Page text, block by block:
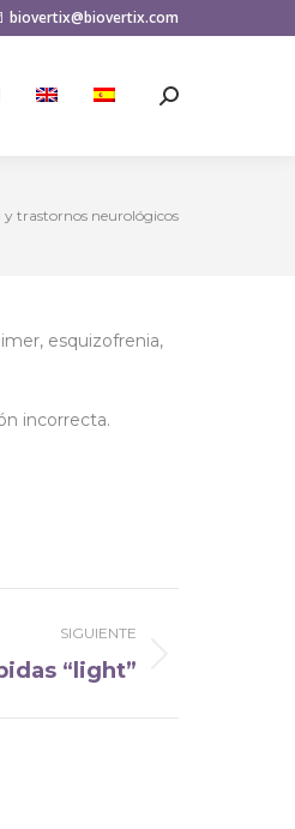
biovertix@biovertix.com
Buscar:
trastornos neurológicos
esquizofrenia,
incorrecta.
SIGUIENTE
“light”
Buscar: